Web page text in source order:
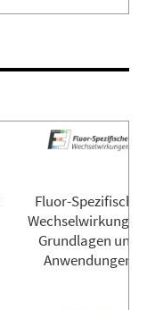
Fluor-Spezifische
Wechselwirkungen:
Grundlagen und
Anwendungen